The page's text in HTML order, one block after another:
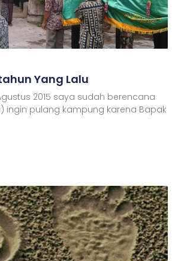
Yang Lalu
2015 saya sudah berencana
ingin pulang kampung karena Bapak